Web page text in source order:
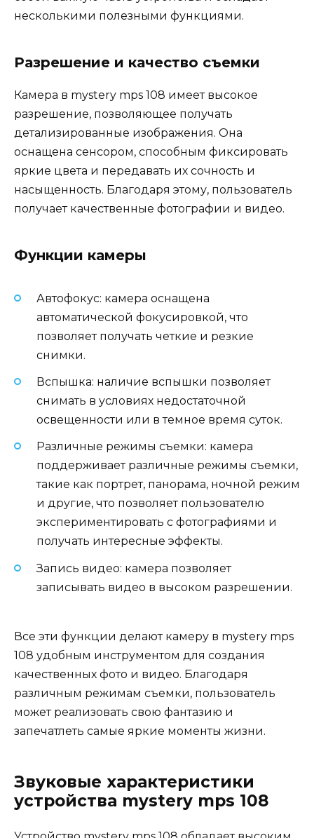
несколькими полезными функциями.
Разрешение и качество съемки
Камера в mystery mps 108 имеет высокое
разрешение, позволяющее получать
детализированные изображения. Она
оснащена сенсором, способным фиксировать
яркие цвета и передавать их сочность и
насыщенность. Благодаря этому, пользователь
получает качественные фотографии и видео.
Функции камеры
Автофокус: камера оснащена
автоматической фокусировкой, что
позволяет получать четкие и резкие
снимки.
Вспышка: наличие вспышки позволяет
снимать в условиях недостаточной
освещенности или в темное время суток.
Различные режимы съемки: камера
поддерживает различные режимы съемки,
такие как портрет, панорама, ночной режим
и другие, что позволяет пользователю
экспериментировать с фотографиями и
получать интересные эффекты.
Запись видео: камера позволяет
записывать видео в высоком разрешении.
Все эти функции делают камеру в mystery mps
108 удобным инструментом для создания
качественных фото и видео. Благодаря
различным режимам съемки, пользователь
может реализовать свою фантазию и
запечатлеть самые яркие моменты жизни.
Звуковые характеристики
устройства mystery mps 108